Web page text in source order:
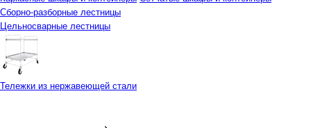
Сборно-разборные лестницы
Цельносварные лестницы
Тележки из нержавеющей стали